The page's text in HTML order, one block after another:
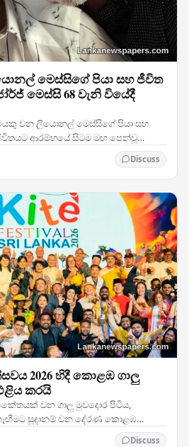
මෙස්සිගේ පියා සහ ජීවිත
මෙස්සි 68 වැනි වියේදී
වන ලියොනල් මෙස්සිගේ පියා සහ
ආරම්භයේ සිටම මඟ පෙන්වූ
Discuss
2026 හිදී කොළඹ ගාලු
කරයි
වන ගාලු මුවදොර පිටිය,
සූදානම් වන දේරණ කොළඹ
සමඟ වර්ණවත් හා චලනශීලී අපූරු…
Discuss